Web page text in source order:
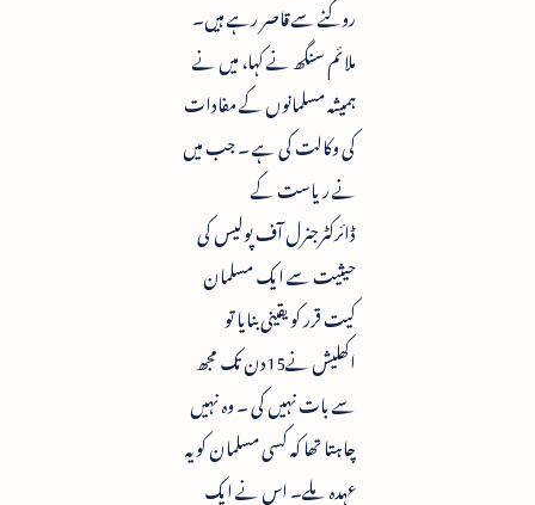
روکنے سے قاصر رہے ہیں۔
ملائم سنگھ نے کہا، میں نے
ہمیشہ مسلمانوں کے مفادات
کی وکالت کی ہے ۔ جب میں
نے ریاست کے
ڈائرکٹرجنرل آف پولیس کی
حیثیت سے ایک مسلمان
کیت قرر کویقینی بنایا تو
اکھلیش نے15دن تک مجھ
سے بات نہیں کی ۔ وہ نہیں
چاہتا تھا کہ کسی مسلمان کو یہ
عہدہ ملے۔ اس نے ایک